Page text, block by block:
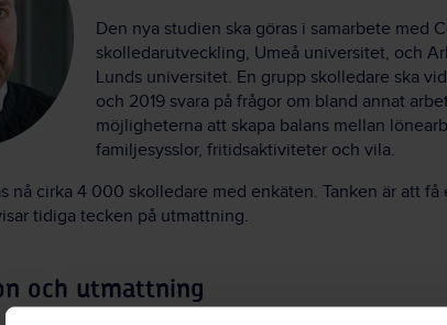
Den nya studien ska göras i samarbete med
skolledarutveckling, Umeå universitet, och
Lunds universitet. En grupp skolledare ska
och 2019 svara på frågor om bland annat
möjligheterna att skapa balans mellan
familjesysslor, fritidsaktiviteter och vila.
nå cirka 4 000 skolledare med enkäten. Tanken är att
tidiga tecken på utmattning.
och utmattning